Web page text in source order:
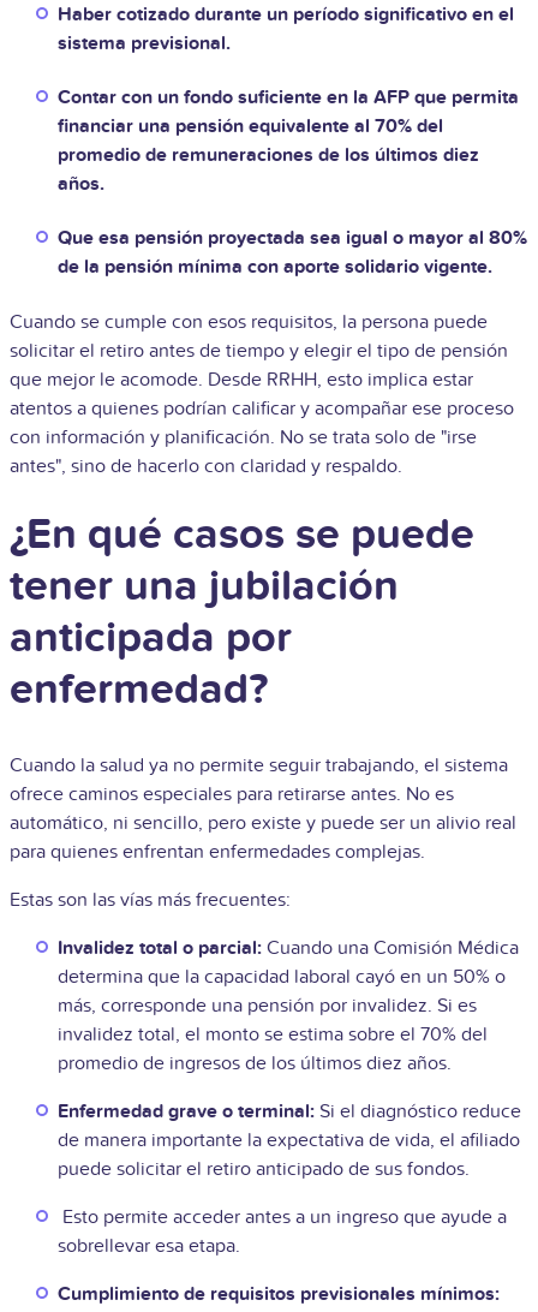
Haber cotizado durante un período significativo en el
sistema previsional.
Contar con un fondo suficiente en la AFP que permita
financiar una pensión equivalente al 70% del
promedio de remuneraciones de los últimos diez
años.
Que esa pensión proyectada sea igual o mayor al 80%
de la pensión mínima con aporte solidario vigente.
Cuando se cumple con esos requisitos, la persona puede
solicitar el retiro antes de tiempo y elegir el tipo de pensión
que mejor le acomode. Desde RRHH, esto implica estar
atentos a quienes podrían calificar y acompañar ese proceso
con información y planificación. No se trata solo de "irse
antes", sino de hacerlo con claridad y respaldo.
¿En qué casos se puede
tener una jubilación
anticipada por
enfermedad?
Cuando la salud ya no permite seguir trabajando, el sistema
ofrece caminos especiales para retirarse antes. No es
automático, ni sencillo, pero existe y puede ser un alivio real
para quienes enfrentan enfermedades complejas.
Estas son las vías más frecuentes:
Invalidez total o parcial: Cuando una Comisión Médica
determina que la capacidad laboral cayó en un 50% o
más, corresponde una pensión por invalidez. Si es
invalidez total, el monto se estima sobre el 70% del
promedio de ingresos de los últimos diez años.
Enfermedad grave o terminal: Si el diagnóstico reduce
de manera importante la expectativa de vida, el afiliado
puede solicitar el retiro anticipado de sus fondos.
Esto permite acceder antes a un ingreso que ayude a
sobrellevar esa etapa.
Cumplimiento de requisitos previsionales mínimos: